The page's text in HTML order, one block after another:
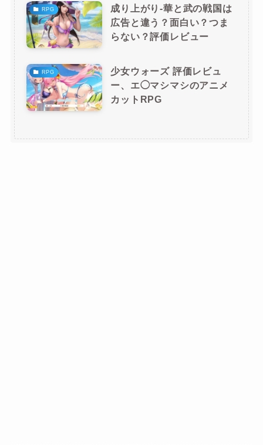
RPG
成り上がり-華と武の戦国は
広告と違う？面白い？つま
らない？評価レビュー
RPG
少女ウォーズ 評価レビュ
ー、エ◯マシマシのアニメ
カットRPG